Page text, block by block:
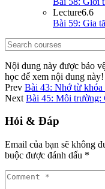
Lecture6.6
Bài 59: Gia
Nội dung này được bảo
học để xem nội dung này!
Prev Bài 43: Nhớ từ khóa
Next Bài 45: Môi trường:
Hỏi & Đáp
Email của bạn sẽ không
buộc được đánh dấu *